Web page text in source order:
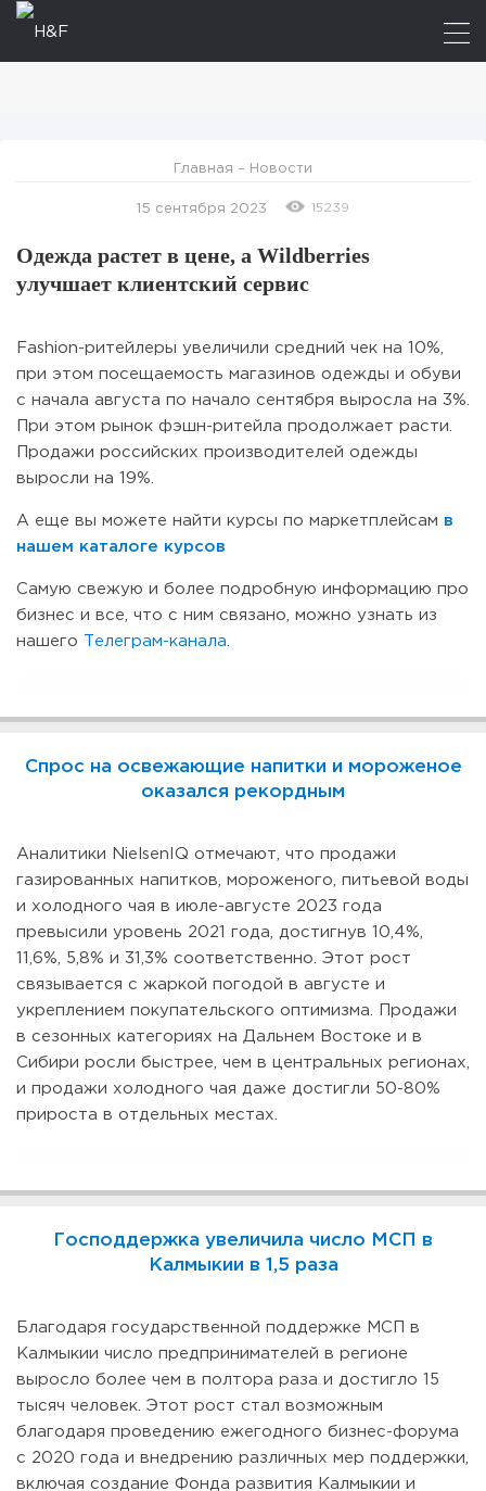
Главная – Новости
15 сентября 2023 15239
Одежда растет в цене, а Wildberries
улучшает клиентский сервис
Fashion-ритейлеры увеличили средний чек на 10%,
при этом посещаемость магазинов одежды и обуви
с начала августа по начало сентября выросла на 3%.
При этом рынок фэшн-ритейла продолжает расти.
Продажи российских производителей одежды
выросли на 19%.
А еще вы можете найти курсы по маркетплейсам в
нашем каталоге курсов
Самую свежую и более подробную информацию про
бизнес и все, что с ним связано, можно узнать из
нашего
Телеграм-канала.
Спрос на освежающие напитки и мороженое
оказался рекордным
Аналитики NielsenIQ отмечают, что продажи
газированных напитков, мороженого, питьевой воды
и холодного чая в июле-августе 2023 года
превысили уровень 2021 года, достигнув 10,4%,
11,6%, 5,8% и 31,3% соответственно. Этот рост
связывается с жаркой погодой в августе и
укреплением покупательского оптимизма. Продажи
в сезонных категориях на Дальнем Востоке и в
Сибири росли быстрее, чем в центральных регионах,
и продажи холодного чая даже достигли 50-80%
прироста в отдельных местах.
Господдержка увеличила число МСП в
Калмыкии в 1,5 раза
Благодаря государственной поддержке МСП в
Калмыкии число предпринимателей в регионе
выросло более чем в полтора раза и достигло 15
тысяч человек. Этот рост стал возможным
благодаря проведению ежегодного бизнес-форума
с 2020 года и внедрению различных мер поддержки,
включая создание Фонда развития Калмыкии и